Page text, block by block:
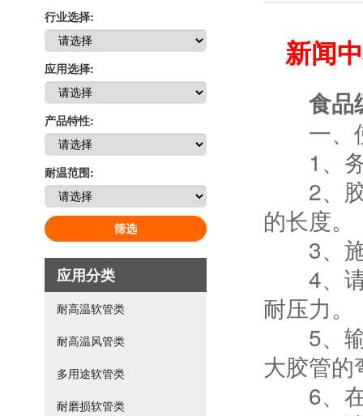
行业选择:
应用选择:
产品特性:
耐温范围:
筛选
应用分类
耐高温软管类
耐高温风管类
多用途软管类
耐磨损软管类
新闻
食品
一、使
1、务
2、胶
的长度。
3、施
4、请
耐压力。
5、输
大胶管的
6、在